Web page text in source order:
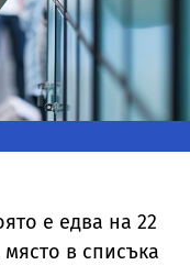
е едва на 22
в списъка